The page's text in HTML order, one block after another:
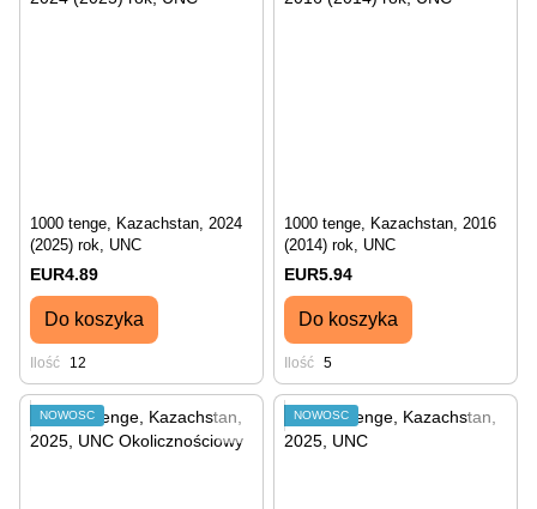
1000 tenge, Kazachstan, 2024
(2025) rok, UNC
EUR4.89
Do koszyka
Ilość 12
1000 tenge, Kazachstan, 2016
(2014) rok, UNC
EUR5.94
Do koszyka
Ilość 5
NOWOŚĆ NOWOŚĆ